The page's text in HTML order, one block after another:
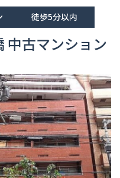
徒歩5分以内
中古マンション